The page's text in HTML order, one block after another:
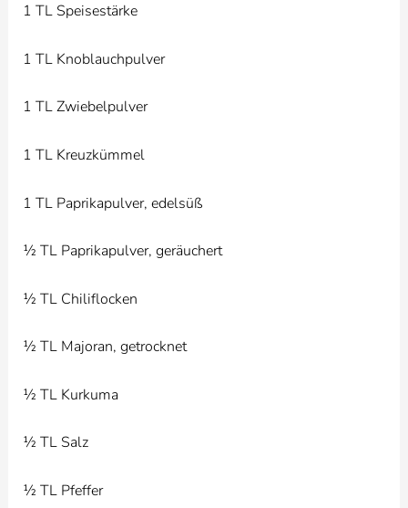
1 TL Speisestärke
1 TL Knoblauchpulver
1 TL Zwiebelpulver
1 TL Kreuzkümmel
1 TL Paprikapulver, edelsüß
½ TL Paprikapulver, geräuchert
½ TL Chiliflocken
½ TL Majoran, getrocknet
½ TL Kurkuma
½ TL Salz
½ TL Pfeffer